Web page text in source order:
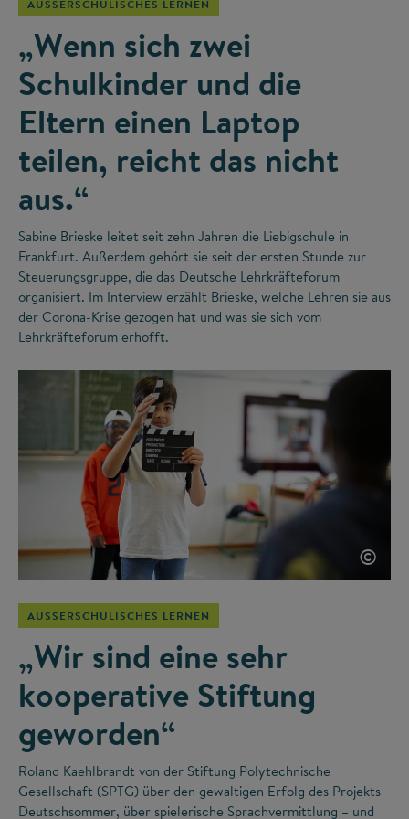
AUSSERSCHULISCHES LERNEN
„Wenn sich zwei
Schulkinder und die
Eltern einen Laptop
teilen, reicht das nicht
aus.“
Sabine Brieske leitet seit zehn Jahren die Liebigschule in
Frankfurt. Außerdem gehört sie seit der ersten Stunde zur
Steuerungsgruppe, die das Deutsche Lehrkräfteforum
organisiert. Im Interview erzählt Brieske, welche Lehren sie aus
der Corona-Krise gezogen hat und was sie sich vom
Lehrkräfteforum erhofft.
©
AUSSERSCHULISCHES LERNEN
„Wir sind eine sehr
kooperative Stiftung
geworden“
Roland Kaehlbrandt von der Stiftung Polytechnische
Gesellschaft (SPTG) über den gewaltigen Erfolg des Projekts
Deutschsommer, über spielerische Sprachvermittlung – und